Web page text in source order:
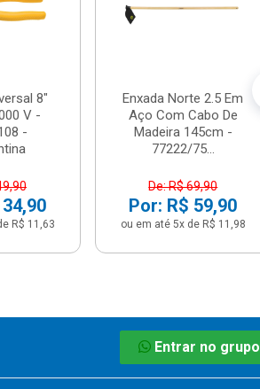
8"
V -
-
R$ 11,63
Enxada Norte 2.5 Em
Aço Com Cabo De
Madeira 145cm -
77222/75...
De: R$ 69,90
Por: R$ 59,90
ou em até 5x de R$ 11,98
Entrar no grupo